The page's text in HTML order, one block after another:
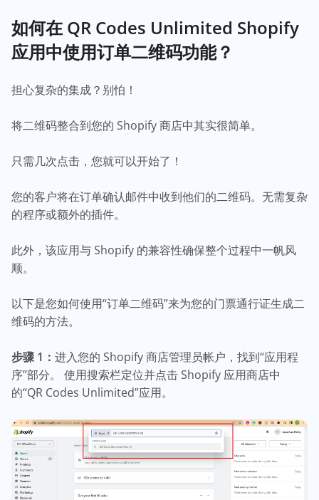
如何在 QR Codes Unlimited Shopify
应用中使用订单二维码功能？
担心复杂的集成？别怕！
将二维码整合到您的 Shopify 商店中其实很简单。
只需几次点击，您就可以开始了！
您的客户将在订单确认邮件中收到他们的二维码。无需复杂
的程序或额外的插件。
此外，该应用与 Shopify 的兼容性确保整个过程中一帆风
顺。
以下是您如何使用“订单二维码”来为您的门票通行证生成二
维码的方法。
步骤 1： 进入您的 Shopify 商店管理员帐户，找到“应用程
序”部分。 使用搜索栏定位并点击 Shopify 应用商店中
的“QR Codes Unlimited”应用。